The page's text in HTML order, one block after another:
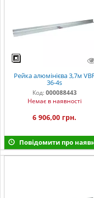
Рейка алюмінієва 3,7м
36-4s
Код: 000088443
Немає в наявності
6 906,00 грн.
Повідомити про